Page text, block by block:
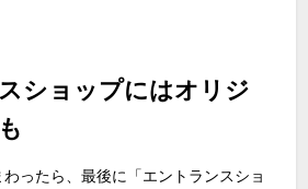
ショップにはオリジ
ったら、最後に「エントランスショ